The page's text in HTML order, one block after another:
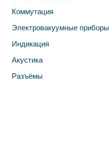
Коммутация
Электровакуумные приборы
Индикация
Акустика
Разъёмы